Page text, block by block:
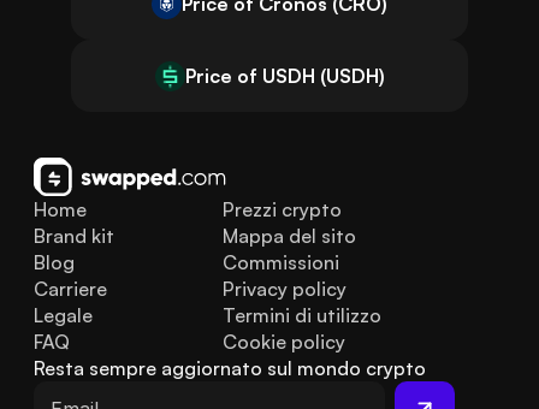
Price of USDH (USDH)
Home
Brand kit
Blog
FAQ
Legale
Carriere
Prezzi crypto
Mappa del sito
Commissioni
Privacy policy
Termini di utilizzo
Cookie policy
Resta sempre aggiornato sul mondo crypto